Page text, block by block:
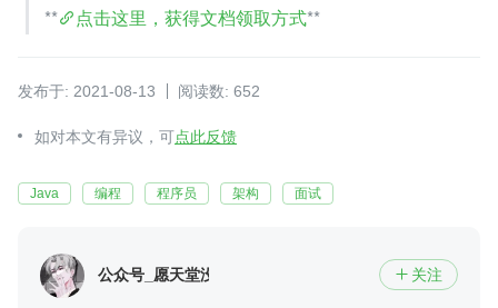
**
点击这里，获得文档领取方式**
发布于: 2021-08-13 阅读数: 652
如对本文有异议，可点此反馈
Java 编程 程序员 架构 面试
公众号_愿天堂没有BUG  关注